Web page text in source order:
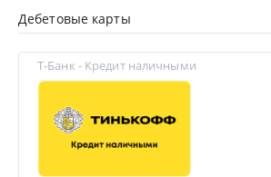
Дебетовые карты
Т-Банк - Кредит наличными